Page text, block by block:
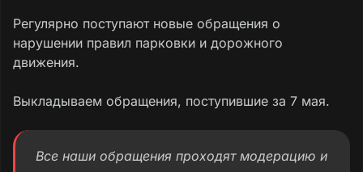
Регулярно поступают новые обращения о
нарушении правил парковки и дорожного
движения.
Выкладываем обращения, поступившие за 7 мая.
Все наши обращения проходят модерацию и